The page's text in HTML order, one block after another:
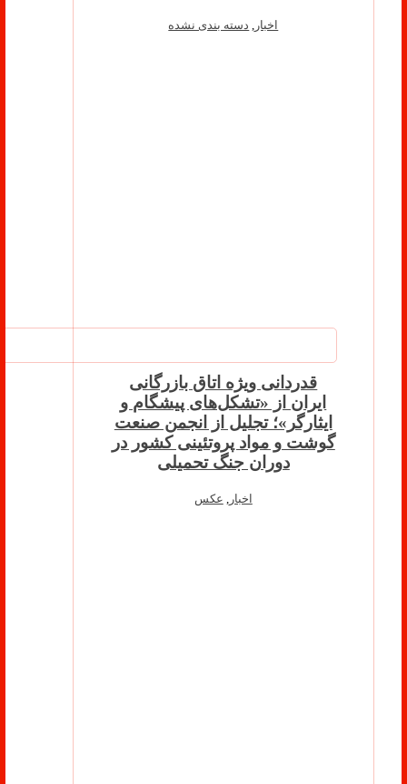
اخبار , دسته بندی نشده
قدردانی ویژه اتاق بازرگانی
ایران از «تشکل‌های پیشگام و
ایثارگر»؛ تجلیل از انجمن صنعت
گوشت و مواد پروتئینی کشور در
دوران جنگ تحمیلی
اخبار عکس